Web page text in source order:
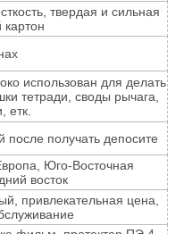
твердая и сильная
использован для делать
тетради, своды рычага,
етк.
получать депосите
Юго-Восточная
восток
привлекательная цена,